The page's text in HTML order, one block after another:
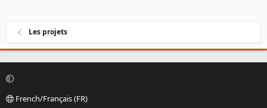
Les projets
French/Français (FR)